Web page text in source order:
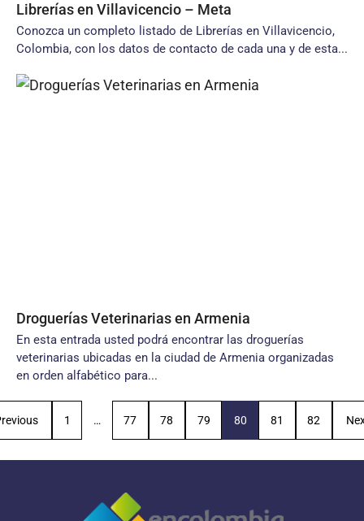
Librerías en Villavicencio – Meta
Conozca un completo listado de Librerías en Villavicencio,
Colombia, con los datos de contacto de cada una y de esta...
Droguerías Veterinarias en Armenia
En esta entrada usted podrá encontrar las droguerías
veterinarias ubicadas en la ciudad de Armenia organizadas
en orden alfabético para...
1 … 77 78 79 80 81 82